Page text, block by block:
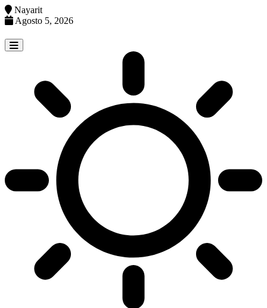
Nayarit
Agosto 5, 2026
to
content